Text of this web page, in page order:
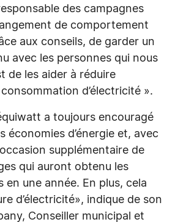
des campagnes
de comportement
aux conseils, de garder un
avec les personnes qui nous
de les aider à réduire
d’électricité ».
a toujours encouragé
économies d’énergie et, avec
supplémentaire de
qui auront obtenu les
en une année. En plus, cela
d’électricité», indique de son
Conseiller municipal et